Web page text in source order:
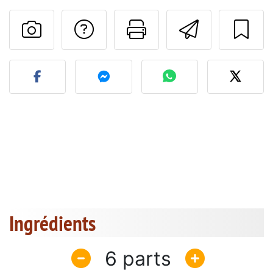
Imprimer
Poser une
Publier votre photo de
Ingrédients
6